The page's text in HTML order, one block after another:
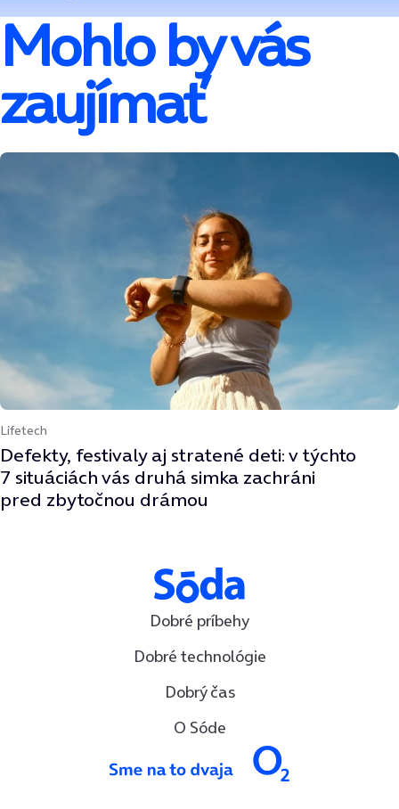
Mohlo by vás
zaujímať
Lifetech
Defekty, festivaly aj stratené deti: v týchto
7 situáciách vás druhá simka zachráni
pred zbytočnou drámou
Dobré príbehy
Dobré technológie
Dobrý čas
O Sóde